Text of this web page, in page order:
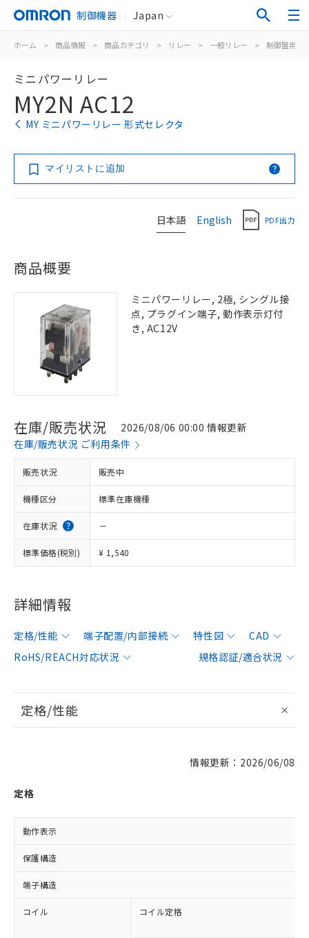
制御機器 Japan
ホーム > 商品情報 > 商品カテゴリ > リレー > 一般リレー > 制御盤用
ミニパワーリレー
MY2N AC12
MY ミニパワーリレー 形式セレクタ
マイリストに追加
日本語 English PDF出力
商品概要
ミニパワーリレー, 2極, シングル接
点, プラグイン端子, 動作表示灯付
き, AC12V
在庫/販売状況
2026/08/06 00:00 情報更新
在庫/販売状況 ご利用条件
販売状況 販売中
機種区分 標準在庫機種
在庫状況 －
標準価格(税別) ¥ 1,540
詳細情報
定格/性能 端子配置/内部接続 特性図
CAD
RoHS/REACH対応状況
規格認証/適合状況
定格/性能
情報更新：2026/06/08
定格
動作表示
保護構造
端子構造
コイル コイル定格